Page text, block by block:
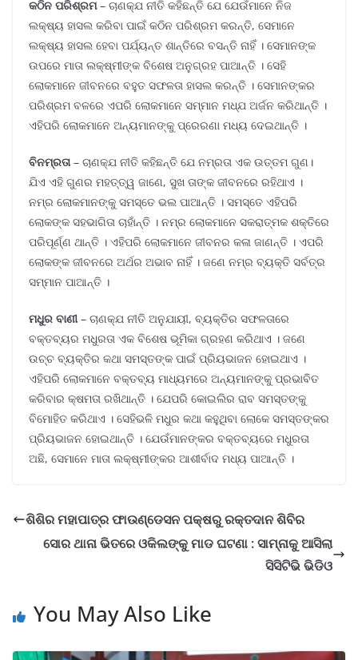
କଠିନ ପରିଶ୍ରମ– ଚାଣକ୍ଯ ନୀତି କହିଛନ୍ତି ଯେ ଯେଉଁମାନେ ନିଜ
ଲକ୍ଷ୍ୟ ହାସଲ କରିବା ପାଇଁ କଠିନ ପରିଶ୍ରମ କରନ୍ତି, ସେମାନେ
ଲକ୍ଷ୍ୟ ହାସଲ ହେବା ପର୍ଯ୍ୟନ୍ତ ଶାନ୍ତିରେ ବସନ୍ତି ନାହିଁ । ସେମାନଙ୍କ
ଉପରେ ମାତା ଲକ୍ଷ୍ମୀଙ୍କ ବିଶେଷ ଅନୁଗ୍ରହ ପାଆନ୍ତି । ସେହି
ଲୋକମାନେ ଜୀବନରେ ବହୁତ ସଫଳତା ହାସଲ କରନ୍ତି । ସେମାନଙ୍କର
ପରିଶ୍ରମ ବଳରେ ଏପରି ଲୋକମାନେ ସମ୍ମାନ ମଧ୍ଯ ଅର୍ଜନ କରିଥାନ୍ତି ।
ଏହିପରି ଲୋକମାନେ ଅନ୍ୟମାନଙ୍କୁ ପ୍ରେରଣା ମଧ୍ୟ ଦେଇଥାନ୍ତି ।
ବିନମ୍ରତା– ଚାଣକ୍ଯ ନୀତି କହିଛନ୍ତି ଯେ ନମ୍ରତା ଏକ ଉତ୍ତମ ଗୁଣ।
ଯିଏ ଏହି ଗୁଣର ମହତ୍ତ୍ୱ ଜାଣେ, ସୁଖ ତାଙ୍କ ଜୀବନରେ ରହିଥାଏ ।
ନମ୍ର ଲୋକମାନଙ୍କୁ ସମସ୍ତେ ଭଲ ପାଆନ୍ତି । ସମସ୍ତେ ଏହିପରି
ଲୋକଙ୍କ ସହଭାଗିତା ଚାହାଁନ୍ତି । ନମ୍ର ଲୋକମାନେ ସକରାତ୍ମକ ଶକ୍ତିରେ
ପରିପୂର୍ଣ୍ଣ ଥାନ୍ତି । ଏହିପରି ଲୋକମାନେ ଜୀବନର କଳା ଜାଣନ୍ତି । ଏପରି
ଲୋକଙ୍କ ଜୀବନରେ ଅର୍ଥର ଅଭାବ ନାହିଁ । ଜଣେ ନମ୍ର ବ୍ୟକ୍ତି ସର୍ବତ୍ର
ସମ୍ମାନ ପାଆନ୍ତି ।
ମଧୁର ବାଣୀ – ଚାଣକ୍ଯ ନୀତି ଅନୁଯାୟୀ, ବ୍ୟକ୍ତିର ସଫଳତାରେ
ବକ୍ତବ୍ୟର ମଧୁରତା ଏକ ବିଶେଷ ଭୂମିକା ଗ୍ରହଣ କରିଥାଏ । ଜଣେ
ଉଚ୍ଚ ବ୍ୟକ୍ତିର କଥା ସମସ୍ତଙ୍କ ପାଇଁ ପ୍ରିୟଭାଜନ ହୋଇଥାଏ ।
ଏହିପରି ଲୋକମାନେ ବକ୍ତବ୍ୟ ମାଧ୍ୟମରେ ଅନ୍ୟମାନଙ୍କୁ ପ୍ରଭାବିତ
କରିବାର କ୍ଷମତା ରଖିଥାନ୍ତି । ଯେପରି କୋଇଲିର ରାବ ସମସ୍ତଙ୍କୁ
ବିମୋହିତ କରିଥାଏ । ସେହିଭଳି ମଧୁର କଥା କହୁଥିବା ଲୋକେ ସମସ୍ତଙ୍କର
ପ୍ରିୟଭାଜନ ହୋଇଥାନ୍ତି । ଯେଉଁମାନଙ୍କର ବକ୍ତବ୍ୟରେ ମଧୁରତା
ଅଛି, ସେମାନେ ମାତା ଲକ୍ଷ୍ମୀଙ୍କର ଆଶୀର୍ବାଦ ମଧ୍ୟ ପାଆନ୍ତି ।
ଶିଶିର ମହାପାତ୍ର ଫାଉଣ୍ଡେସନ ପକ୍ଷରୁ ରକ୍ତଦାନ ଶିବିର
ସୋର ଥାନା ଭିତରେ ଓକିଲଙ୍କୁ ମାଡ ଘଟଣା : ସାମ୍ନାକୁ ଆସିଲା
ସିସିଟିଭି ଭିଡିଓ
You May Also Like